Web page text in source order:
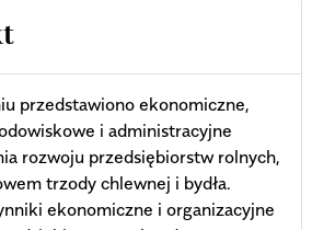
przedstawiono ekonomiczne,
i administracyjne
rozwoju przedsiębiorstw rolnych,
trzody chlewnej i bydła.
ekonomiczne i organizacyjne